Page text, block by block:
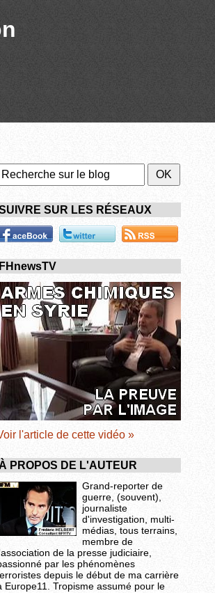
SUR LES RÉSEAUX
FHnewsTV
l'article de cette vidéo »
À PROPOS DE L'AUTEUR
Grand-reporter de
guerre, (souvent),
journaliste
d'investigation, multi-
médias, tous terrains,
membre de
de la presse judiciaire,
par les phénomènes
depuis le début de ma carrière
Europe11. Tropisme assumé pour le